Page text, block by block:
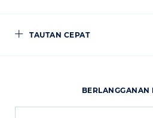
TAUTAN CEPAT
BERLANGGANAN